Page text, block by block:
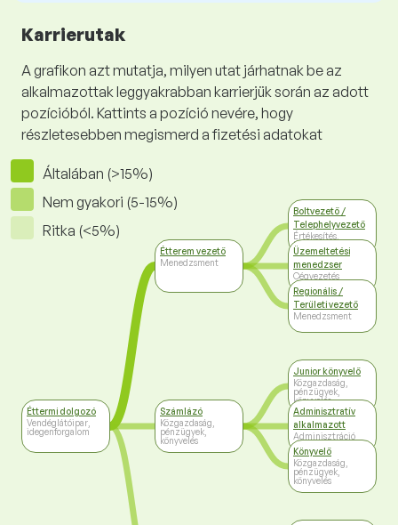
Karrierutak
A grafikon azt mutatja, milyen utat járhatnak be az
alkalmazottak leggyakrabban karrierjük során az adott
pozícióból. Kattints a pozíció nevére, hogy
részletesebben megismerd a fizetési adatokat
Általában (>15%)
Nem gyakori (5-15%)
Ritka (<5%)
Éttermi dolgozó
Vendéglátóipar,
idegenforgalom
Étterem vezető
Menedzsment
Számlázó
Közgazdaság,
pénzügyek,
könyvelés
Boltvezető /
Telephelyvezető
Értékesítés,
kereskedelem
Üzemeltetési
menedzser
Cégvezetés
Regionális /
Területi vezető
Menedzsment
Junior könyvelő
Közgazdaság,
pénzügyek,
könyvelés
Adminisztratív
alkalmazott
Adminisztráció
Könyvelő
Közgazdaság,
pénzügyek,
könyvelés